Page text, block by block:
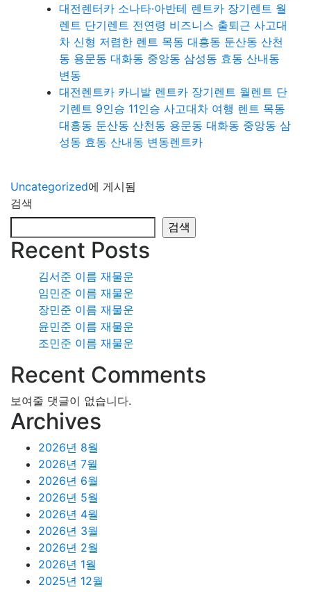
대전렌터카 소나타·아반테 렌트카 장기렌트 월
렌트 단기렌트 전연령 비즈니스 출퇴근 사고대
차 신형 저렴한 렌트 목동 대흥동 둔산동 산천
동 용문동 대화동 중앙동 삼성동 효동 산내동
변동
대전렌트카 카니발 렌트카 장기렌트 월렌트 단
기렌트 9인승 11인승 사고대차 여행 렌트 목동
대흥동 둔산동 산천동 용문동 대화동 중앙동 삼
성동 효동 산내동 변동렌트카
Uncategorized에 게시됨
검색
검색
Recent Posts
김서준 이름 재물운
임민준 이름 재물운
장민준 이름 재물운
윤민준 이름 재물운
조민준 이름 재물운
Recent Comments
보여줄 댓글이 없습니다.
Archives
2026년 8월
2026년 7월
2026년 6월
2026년 5월
2026년 4월
2026년 3월
2026년 2월
2026년 1월
2025년 12월